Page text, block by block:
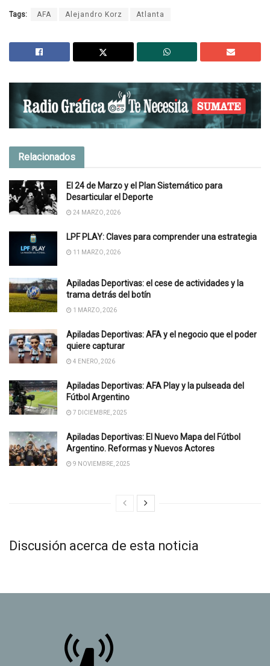
Tags: AFA Alejandro Korz Atlanta
Relacionados
El 24 de Marzo y el Plan Sistemático para
Desarticular el Deporte
24 MARZO, 2026
LPF PLAY: Claves para comprender una estrategia
11 MARZO, 2026
Apiladas Deportivas: el cese de actividades y la
trama detrás del botín
1 MARZO, 2026
Apiladas Deportivas: AFA y el negocio que el poder
quiere capturar
4 ENERO, 2026
Apiladas Deportivas: AFA Play y la pulseada del
Fútbol Argentino
7 DICIEMBRE, 2025
Apiladas Deportivas: El Nuevo Mapa del Fútbol
Argentino. Reformas y Nuevos Actores
9 NOVIEMBRE, 2025
Discusión acerca de esta noticia